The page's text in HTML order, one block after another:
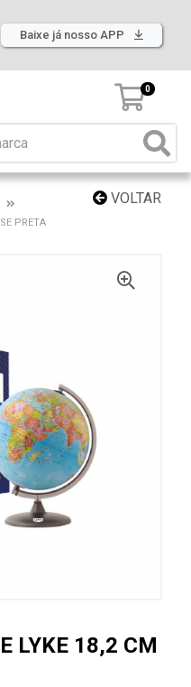
Baixe já nosso APP
0
VOLTAR
PRETA
LYKE 18,2 CM